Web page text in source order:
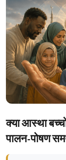
क्या आस्था
पालन-पोषण